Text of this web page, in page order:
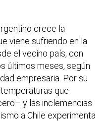
crece la
viene sufriendo en la
el vecino país, con
últimos meses, según
empresaria. Por su
que
y las inclemencias
a Chile experimenta